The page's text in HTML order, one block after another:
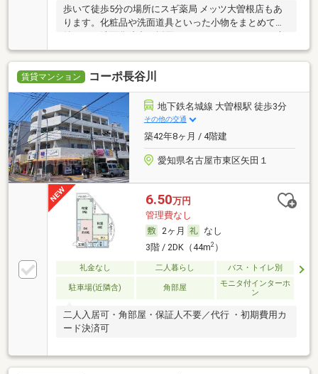
歩いて徒歩5分の場所にスギ薬局 メッツ大曽根店もあ
ります。化粧品や洗面道具といった小物をまとめて収
訪者を確認し、インターホンで対面せずに会話するこ
とができます。アロックホームへのお問い合わせなら
までおください。来店・内覧予約なども承っておりま
す。
賃貸マンション コーポ長谷川
地下鉄名城線 大曽根駅 徒歩3分
その他の交通
築42年8ヶ月 / 4階建
愛知県名古屋市東区矢田１
6.50万円
管理費なし
2ヶ月
なし
3階 / 2DK（44m2）
礼金なし 二人暮らし バス・トイレ別
駐車場(近隣含) 角部屋
モニタ付インターホ
ン
二人入居可・角部屋・保証人不要／代行 ・初期費用カ
ード決済可